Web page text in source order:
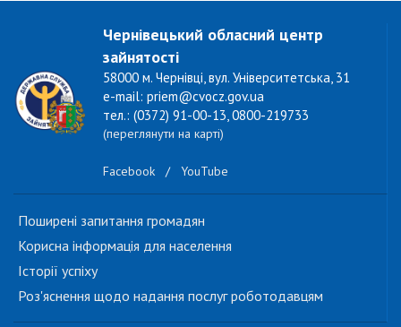
Чернівецький обласний центр
зайнятості
58000 м. Чернівці, вул. Університетська, 31
e-mail: priem@cvocz.gov.ua
тел.: (0372) 91-00-13, 0800-219733
(переглянути на карті)
Facebook / YouTube
Поширені запитання громадян
Корисна інформація для населення
Історії успіху
Роз'яснення щодо надання послуг роботодавцям